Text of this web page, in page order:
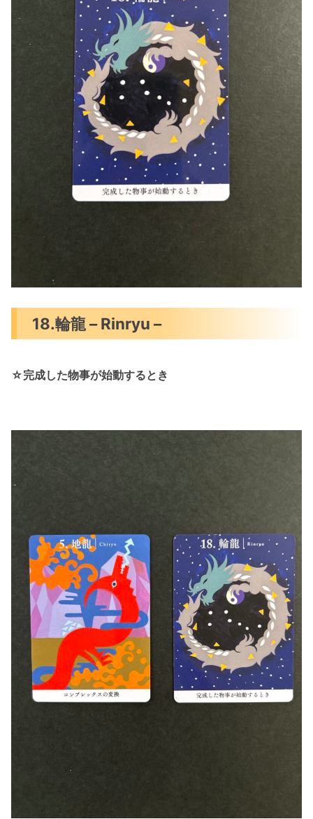
18.輪龍 – Rinryu –
☆完成した物事が始動するとき